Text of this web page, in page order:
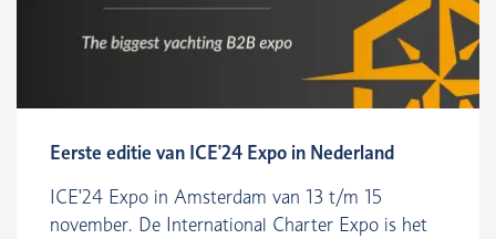
Eerste editie van ICE'24 Expo in Nederland
ICE'24 Expo in Amsterdam van 13 t/m 15
november. De International Charter Expo is het